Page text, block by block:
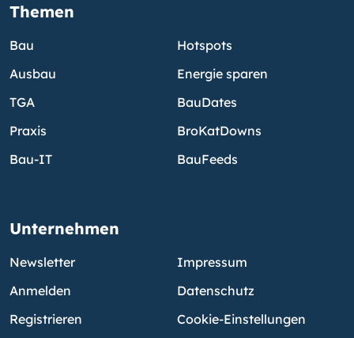
Themen
Bau
Ausbau
TGA
Praxis
Bau-IT
Hotspots
Energie sparen
BauDates
BroKatDowns
BauFeeds
Unternehmen
Newsletter
Anmelden
Registrieren
Impressum
Datenschutz
Cookie-Einstellungen